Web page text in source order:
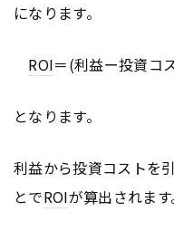
になります。
ROI＝(利益ー投資コ
となります。
利益から投資コストを
とでROIが算出されます